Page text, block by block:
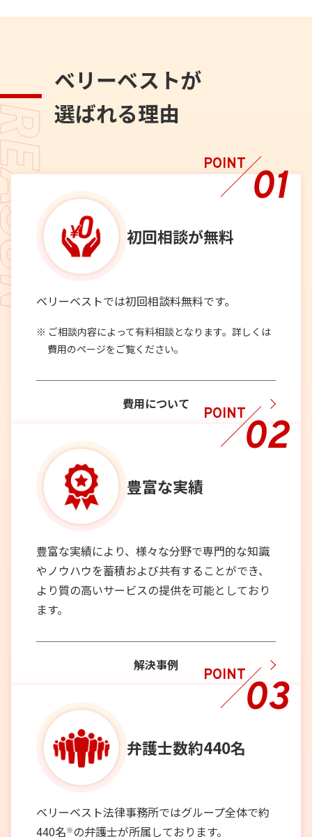
ベリーベストが
選ばれる理由
POINT 01
初回相談が無料
ベリーベストでは初回相談料無料です。
ご相談内容によって有料相談となります。詳しくは
費用のページをご覧ください。
費用について
POINT02
豊富な実績
豊富な実績により、様々な分野で専門的な知識
やノウハウを蓄積および共有することができ、
より質の高いサービスの提供を可能としており
ます。
解決事例
POINT03
弁護士数約440名
ベリーベスト法律事務所ではグループ全体で約
440名※の弁護士が所属しております。